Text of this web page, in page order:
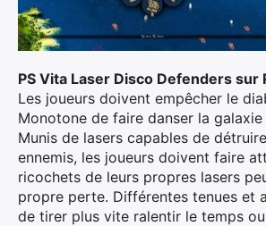
PS Vita Laser Disco Defenders sur
Les joueurs doivent empêcher le
Monotone de faire danser la
Munis de lasers capables de
ennemis, les joueurs doivent faire
ricochets de leurs propres lasers
propre perte. Différentes tenues et
de tirer plus vite ralentir le temps